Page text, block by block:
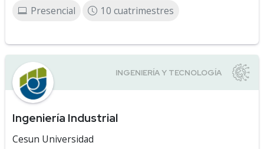
Presencial 10 cuatrimestres
Ingeniería Industrial
Cesun Universidad